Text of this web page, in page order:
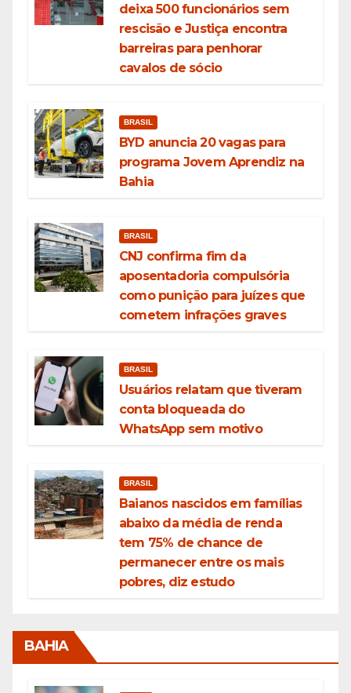
deixa 500 funcionários sem
rescisão e Justiça encontra
barreiras para penhorar
cavalos de sócio
BRASIL
BYD anuncia 20 vagas para
programa Jovem Aprendiz na
Bahia
BRASIL
CNJ confirma fim da
aposentadoria compulsória
como punição para juízes que
cometem infrações graves
BRASIL
Usuários relatam que tiveram
conta bloqueada do
WhatsApp sem motivo
BRASIL
Baianos nascidos em famílias
abaixo da média de renda
tem 75% de chance de
permanecer entre os mais
pobres, diz estudo
BAHIA